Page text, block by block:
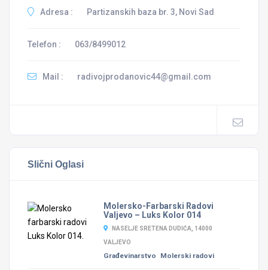
Adresa : Partizanskih baza br. 3, Novi Sad
Telefon : 063/8499012
Mail : radivojprodanovic44@gmail.com
Slični Oglasi
Molersko-Farbarski Radovi
Valjevo – Luks Kolor 014
NASELJE SRETENA DUDIĆA, 14000
VALJEVO
Građevinarstvo Molerski radovi